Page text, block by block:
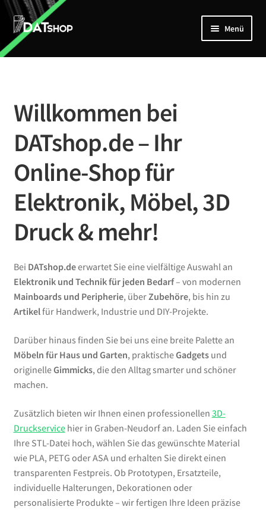
Zur
Navigation
springen
Zum
Inhalt
springen
Menü
Home
Mein Account
Kontakt
Willkommen bei
DATshop.de – Ihr
Online-Shop für
Elektronik, Möbel, 3D
Druck & mehr!
Bei DATshop.deerwartet Sie eine vielfältige Auswahl an
Elektronik und Technik für jeden Bedarf– von modernen
Mainboards und Peripherie, überZubehöre, bis hin zu
Artikelfür Handwerk, Industrie und DIY-Projekte.
Darüber hinaus finden Sie bei uns eine breite Palette an
Möbeln für Haus und Garten, praktischeGadgetsund
originelleGimmicks, die den Alltag smarter und schöner
machen.
Zusätzlich bieten wir Ihnen einen professionellen 3D-
Druckservicehier in Graben-Neudorf an. Laden Sie einfach
Ihre STL-Datei hoch, wählen Sie das gewünschte Material
wie PLA, PETG oder ASA und erhalten Sie direkt einen
transparenten Festpreis. Ob Prototypen, Ersatzteile,
individuelle Halterungen, Dekorationen oder
personalisierte Produkte – wir fertigen Ihre Ideen präzise